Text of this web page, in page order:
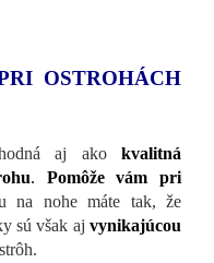
OSTROHÁCH
aj ako kvalitná
. Pomôže vám pri
na nohe máte tak, že
sú však aj vynikajúcou